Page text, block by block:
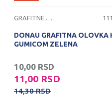
GRAFITNE OLOVKE
DONAU GRAFITNA OLOVKA
GUMICOM ZELENA
10,00 RSD
11,00 RSD
14,30RSD